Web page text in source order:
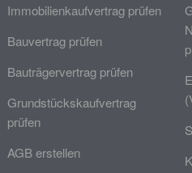
Immobilienkaufvertrag prüfen
Bauvertrag prüfen
Bauträgervertrag prüfen
Grundstückskaufvertrag
prüfen
AGB erstellen